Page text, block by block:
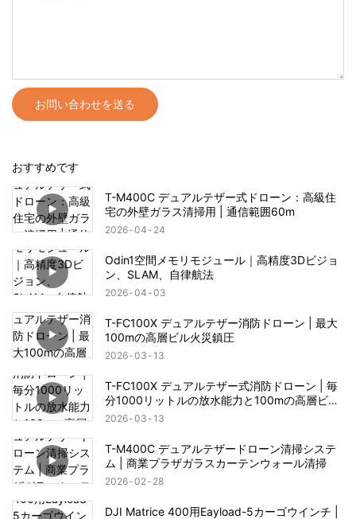
お問い合わせを送る
おすすめです
T-M400C デュアルテザー式ドローン：高級住
宅の外壁ガラス清掃用 | 通信範囲60m
2026 04 24
Odin1空間メモリモジュール｜高精度3Dビジョ
ン、SLAM、自律航法
2026 04 03
T-FC100X デュアルテザー消防ドローン | 最大
100mの高層ビル火災鎮圧
2026 03 13
T-FC100X デュアルテザー式消防ドローン | 毎
分1000リットルの放水能力と100mの高層ビル
火災救助能力
2026 03 13
T-M400C デュアルテザードローン清掃システ
ム | 商業プラザガラスカーテンウォール清掃
2026 02 28
DJI Matrice 400用Eayload-5カーゴウインチ |